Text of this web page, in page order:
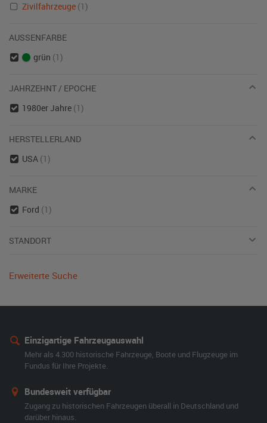
Zivilfahrzeuge (1)
AUSSENFARBE
grün (1)
JAHRZEHNT / EPOCHE
1980er Jahre (1)
HERSTELLERLAND
USA (1)
MARKE
Ford (1)
STANDORT
Erweiterte Suche
Einzigartige Fahrzeugauswahl
Mehr als 4.300 historische Fahrzeuge, Boote und Flugzeuge im
Fundus für Ihre Projekte.
Bundesweit verfügbar
Zugang zu historischen Fahrzeugen überall in Deutschland und
darüber hinaus.